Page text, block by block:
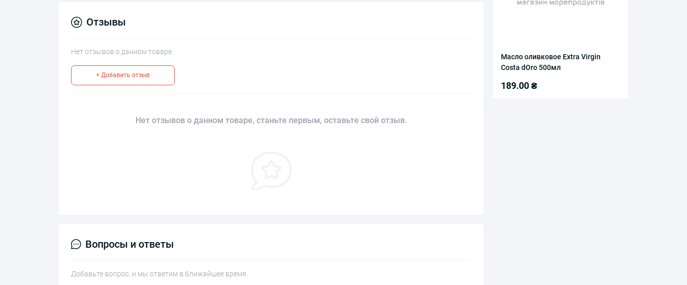
Масло оливковое Extra Virgin
Costa dOro 500мл
189.00 ₴
Отзывы
Нет отзывов о данном товаре.
+ Добавить отзыв
Нет отзывов о данном товаре, станьте первым, оставьте свой отзыв.
Вопросы и ответы
Добавьте вопрос, и мы ответим в ближайшее время.